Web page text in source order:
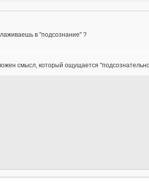
в "подсознание" ?
смысл, который ощущается